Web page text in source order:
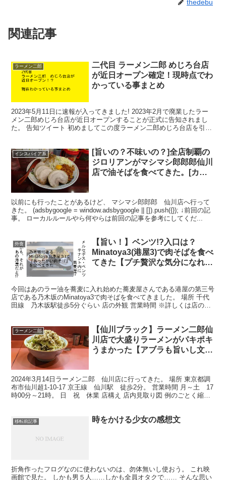
thedebu
関連記事
ラーメン二郎
二代目 ラーメン二郎 めじろ台店
が近日オープン確定！現時点でわ
かっている事まとめ
2023年5月11日に速報が入ってきました! 2023年2月で廃業したラー
メン二郎めじろ台店が近日オープンすることが正式に告知されまし
た。 告知ツイート 初めましてこの度ラーメン二郎めじろ台店を引き
インスパイア系
[旨いの？不味いの？]全店制覇の
ジロリアンがマシマシ郎郎郎仙川
店で油そばを食べてきた。[カエ
以前にも行ったことがあるけど、 マシマシ郎郎郎 仙川店へ行って
きた。 (adsbygoogle = window.adsbygoogle || []).push({}); ↓前回の記
事。 ローカルルールやら何やらは前回の記事を参考にしてくだ...
外食
【旨い！】ベンツ!?入口は？
Minatoya3(港屋3)で肉そばを食べ
てきた【プチ贅沢な気分になれ
今回はあのラー油を蕎麦に入れ始めた蕎麦屋さんである港屋の第三号
店である乃木坂のMinatoya3で肉そばを食べてきました。 場所 千代
田線 乃木坂駅徒歩5分ぐらい 店の外観 営業時間 ※詳しくは店のHP
ラーメン二郎
【仙川ブラック】ラーメン二郎仙
川店で大盛りラーメンがパキポキ
うまかった【アブラも旨いし文句
2024年3月14日ラーメン二郎 仙川店に行ってきた。 場所 東京都調
布市仙川超1-10-17 京王線 仙川駅 徒歩2分。 営業時間 月～土 17
時00分～21時。 日 祝 休業 店構え 店内見取り図 例のごとく縮尺
移転前記事 時をかける少女の感想文
折角作ったフログなのに使わないのは、勿体無いし使おう。 これ映
画館で見た。 しかも男５人……しかも全員オタクで…… そんな思い